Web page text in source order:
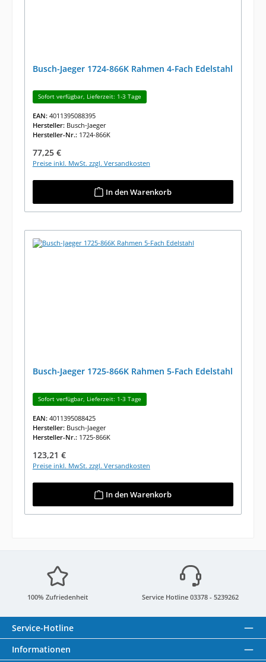
Busch-Jaeger 1724-866K Rahmen 4-Fach Edelstahl
Sofort verfügbar, Lieferzeit: 1-3 Tage
EAN: 4011395088395
Hersteller: Busch-Jaeger
Hersteller-Nr.: 1724-866K
Regulärer Preis:
77,25 €
Preise inkl. MwSt. zzgl. Versandkosten
In den Warenkorb
Busch-Jaeger 1725-866K Rahmen 5-Fach Edelstahl
Sofort verfügbar, Lieferzeit: 1-3 Tage
EAN: 4011395088425
Hersteller: Busch-Jaeger
Hersteller-Nr.: 1725-866K
Regulärer Preis:
123,21 €
Preise inkl. MwSt. zzgl. Versandkosten
In den Warenkorb
100% Zufriedenheit Service Hotline 03378 - 5239262
Service-Hotline
Informationen